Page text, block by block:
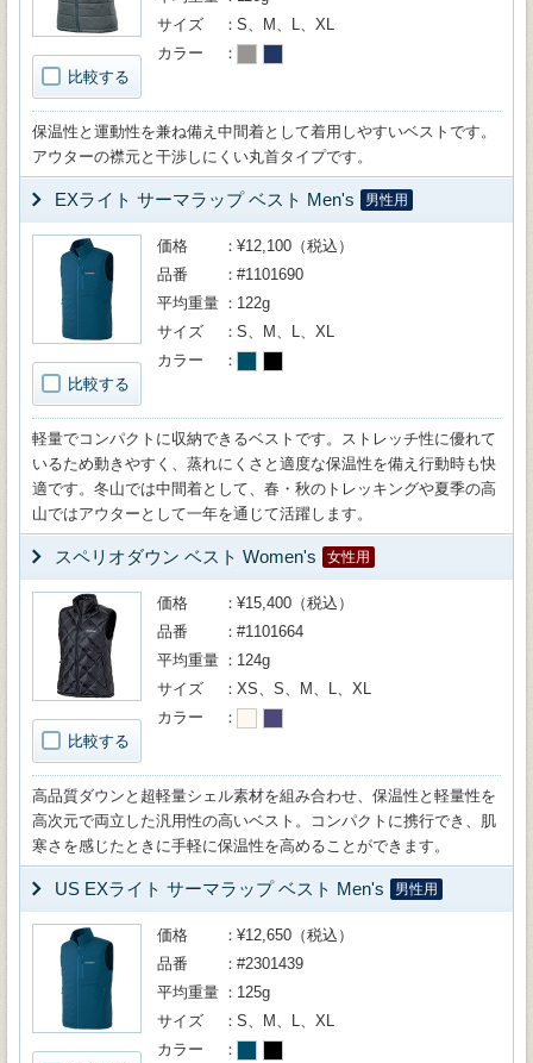
比較する
サイズ
S、M、L、XL
カラー
保温性と運動性を兼ね備え中間着として着用しやすいベストです。
アウターの襟元と干渉しにくい丸首タイプです。
EXライト サーマラップ ベスト Men's 男性用
比較する
価格
¥12,100（税込）
品番
#1101690
平均重量
122g
サイズ
S、M、L、XL
カラー
軽量でコンパクトに収納できるベストです。ストレッチ性に優れて
いるため動きやすく、蒸れにくさと適度な保温性を備え行動時も快
適です。冬山では中間着として、春・秋のトレッキングや夏季の高
山ではアウターとして一年を通じて活躍します。
スペリオダウン ベスト Women's 女性用
比較する
価格
¥15,400（税込）
品番
#1101664
平均重量
124g
サイズ
XS、S、M、L、XL
カラー
高品質ダウンと超軽量シェル素材を組み合わせ、保温性と軽量性を
高次元で両立した汎用性の高いベスト。コンパクトに携行でき、肌
寒さを感じたときに手軽に保温性を高めることができます。
US EXライト サーマラップ ベスト Men's 男性用
価格
¥12,650（税込）
品番
#2301439
平均重量
125g
サイズ
S、M、L、XL
カラー